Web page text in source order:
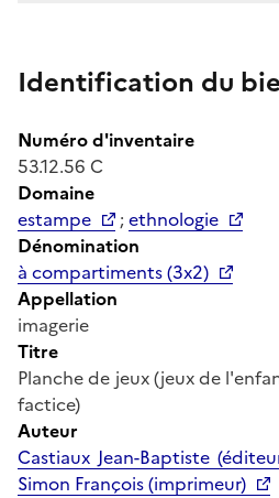
Identification du
Numéro d'inventaire
53.12.56 C
Domaine
estampe
;ethnologie
Dénomination
à compartiments (3x2)
Appellation
imagerie
Titre
Planche de jeux (jeux de
factice)
Auteur
Castiaux Jean-Baptiste
Simon François (imprimeur)